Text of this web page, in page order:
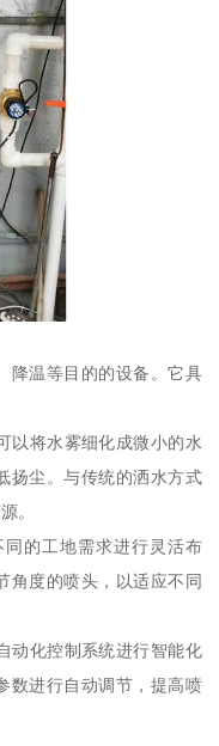
降温等目的的设备。它具
以将水雾细化成微小的水
扬尘。与传统的洒水方式
。
的工地需求进行灵活布
角度的喷头，以适应不同
动化控制系统进行智能化
数进行自动调节，提高喷